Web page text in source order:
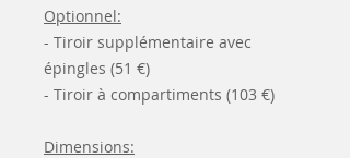
Optionnel:
- Tiroir supplémentaire avec
épingles (51 €)
- Tiroir à compartiments (103 €)
Dimensions: